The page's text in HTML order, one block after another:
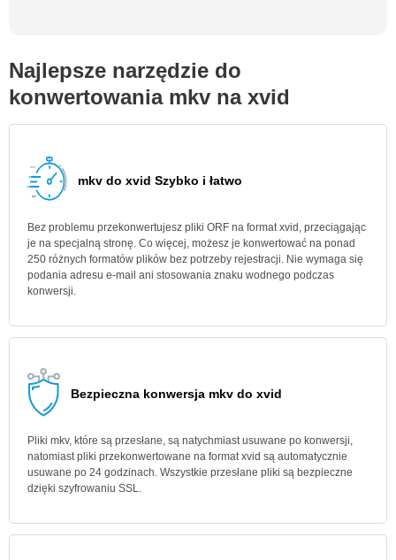
Najlepsze narzędzie do
konwertowania mkv na xvid
mkv do xvid Szybko i łatwo
Bez problemu przekonwertujesz pliki ORF na format xvid, przeciągając
je na specjalną stronę. Co więcej, możesz je konwertować na ponad
250 różnych formatów plików bez potrzeby rejestracji. Nie wymaga się
podania adresu e-mail ani stosowania znaku wodnego podczas
konwersji.
Bezpieczna konwersja mkv do xvid
Pliki mkv, które są przesłane, są natychmiast usuwane po konwersji,
natomiast pliki przekonwertowane na format xvid są automatycznie
usuwane po 24 godzinach. Wszystkie przesłane pliki są bezpieczne
dzięki szyfrowaniu SSL.